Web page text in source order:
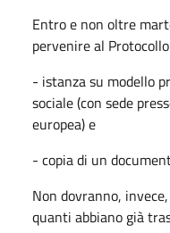
Entro e non oltre
pervenire al
- istanza su modello
sociale (con sede
europea) e
- copia di un
Non dovranno,
quanti abbiano già